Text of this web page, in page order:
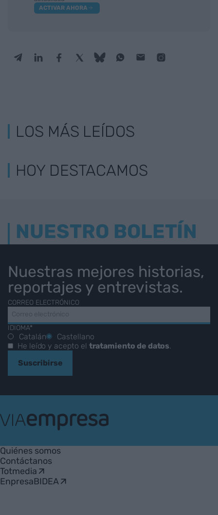
ACTIVAR AHORA
LOS MÁS LEÍDOS
HOY DESTACAMOS
NUESTRO BOLETÍN
Nuestras mejores historias,
reportajes y entrevistas.
CORREO ELECTRÓNICO
IDIOMA*
Catalán
Castellano
He leído y acepto el tratamiento de datos
Suscribirse
Empresa
Quiénes somos
Contáctanos
Totmedia
EnpresaBIDEA